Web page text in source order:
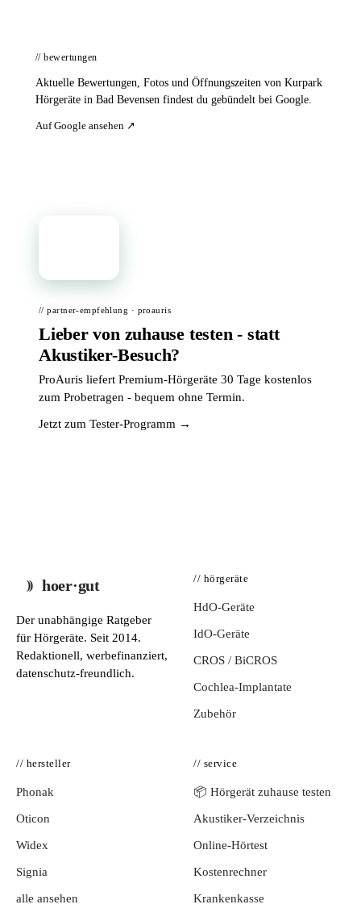
// bewertungen
Aktuelle Bewertungen, Fotos und Öffnungszeiten von Kurpark
Hörgeräte in Bad Bevensen findest du gebündelt bei Google.
Auf Google ansehen ↗
// partner-empfehlung · proauris
Lieber von zuhause testen - statt
Akustiker-Besuch?
ProAuris liefert Premium-Hörgeräte 30 Tage kostenlos
zum Probetragen - bequem ohne Termin.
Jetzt zum Tester-Programm →
hoer·gut
Der unabhängige Ratgeber
für Hörgeräte. Seit 2014.
Redaktionell, werbefinanziert,
datenschutz-freundlich.
// hörgeräte
HdO-Geräte
IdO-Geräte
CROS / BiCROS
Cochlea-Implantate
Zubehör
// hersteller
Phonak
Oticon
Widex
Signia
alle ansehen
// service
📦 Hörgerät zuhause testen
Akustiker-Verzeichnis
Online-Hörtest
Kostenrechner
Krankenkasse